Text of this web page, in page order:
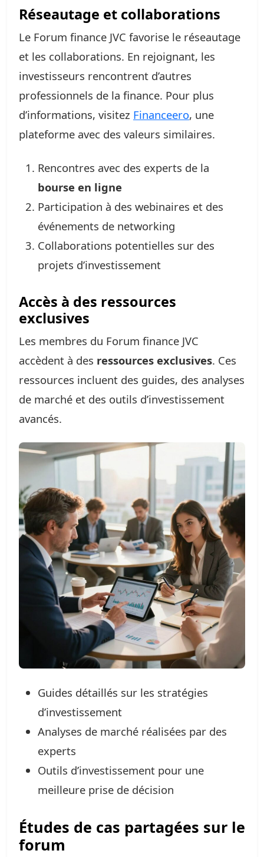
Réseautage et collaborations
Le Forum finance JVC favorise le réseautage
et les collaborations. En rejoignant, les
investisseurs rencontrent d’autres
professionnels de la finance. Pour plus
d’informations, visitez Financeero, une
plateforme avec des valeurs similaires.
Rencontres avec des experts de la
bourse en ligne
Participation à des webinaires et des
événements de networking
Collaborations potentielles sur des
projets d’investissement
Accès à des ressources
exclusives
Les membres du Forum finance JVC
accèdent à des ressources exclusives. Ces
ressources incluent des guides, des analyses
de marché et des outils d’investissement
avancés.
Guides détaillés sur les stratégies
d’investissement
Analyses de marché réalisées par des
experts
Outils d’investissement pour une
meilleure prise de décision
Études de cas partagées sur le
forum